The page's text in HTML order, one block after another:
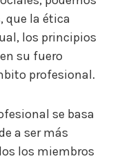
que la ética
los principios
su fuero
profesional.
se basa
a ser más
los miembros